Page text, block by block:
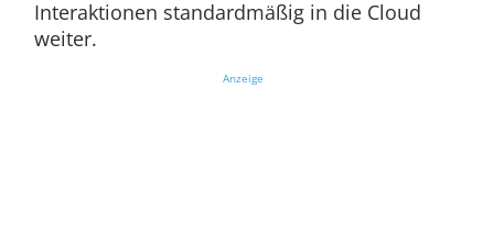
Interaktionen standardmäßig in die Cloud
weiter.
Anzeige